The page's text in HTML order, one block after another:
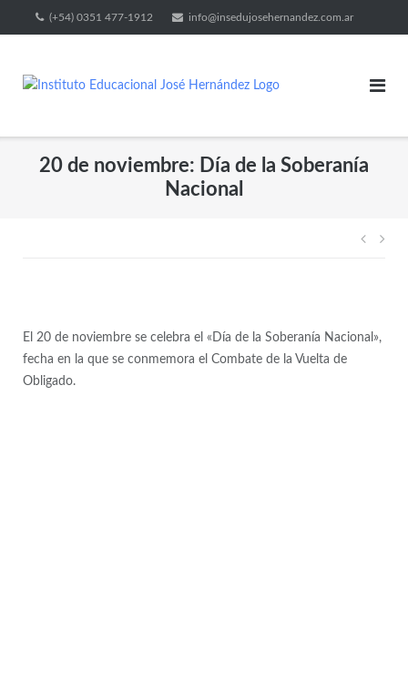
(+54) 0351 477-1912 info@insedujosehernandez.com.ar
20 de noviembre: Día de la Soberanía
Nacional
El 20 de noviembre se celebra el «Día de la Soberanía Nacional»,
fecha en la que se conmemora el Combate de la Vuelta de
Obligado.